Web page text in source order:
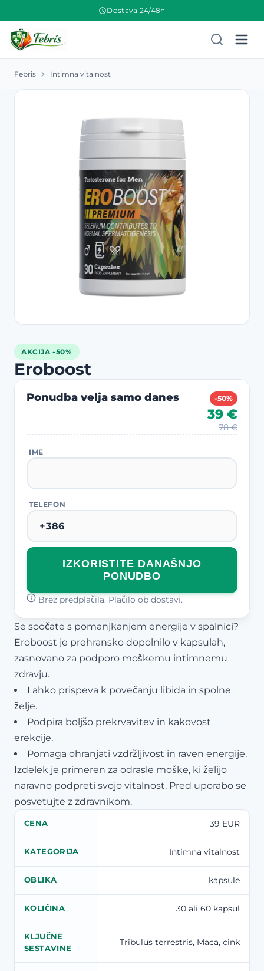
Dostava 24/48h
Febris Intimna vitalnost
AKCIJA -50%
Eroboost
Ponudba velja samo danes -50%
39 €
78 €
IME
TELEFON
IZKORISTITE DANAŠNJO
PONUDBO
Brez predplačila. Plačilo ob dostavi.
Se soočate s pomanjkanjem energije v spalnici?
Eroboost je prehransko dopolnilo v kapsulah,
zasnovano za podporo moškemu intimnemu
zdravju.
Lahko prispeva k povečanju libida in spolne
želje.
Podpira boljšo prekrvavitev in kakovost
erekcije.
Pomaga ohranjati vzdržljivost in raven energije.
Izdelek je primeren za odrasle moške, ki želijo
naravno podpreti svojo vitalnost. Pred uporabo se
posvetujte z zdravnikom.
CENA 39 EUR
KATEGORIJA Intimna vitalnost
OBLIKA kapsule
KOLIČINA 30 ali 60 kapsul
KLJUČNE
SESTAVINE
Tribulus terrestris, Maca, cink